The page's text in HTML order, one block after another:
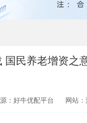
民养老增资之
：好牛优配平台 网站